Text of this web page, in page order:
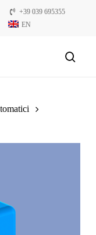
+39 039 695355
EN